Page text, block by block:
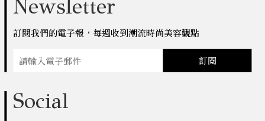
Newsletter
訂閱我們的電子報，每週收到潮流時尚美容觀點
訂閱
Social